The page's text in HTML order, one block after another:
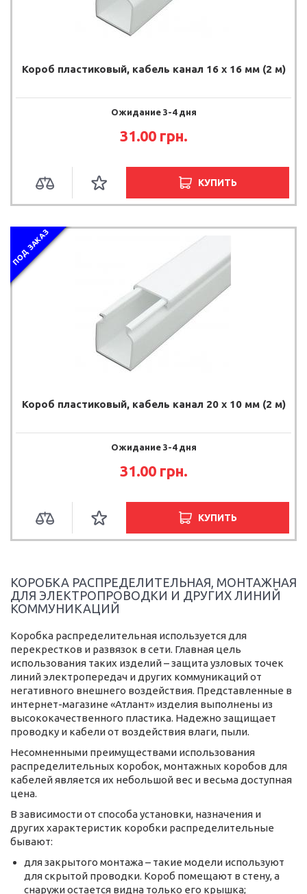
Короб пластиковый, кабель канал 16 х 16 мм (2 м)
Ожидание 3-4 дня
31.00 грн.
КУПИТЬ
ПОД ЗАКАЗ
Короб пластиковый, кабель канал 20 х 10 мм (2 м)
Ожидание 3-4 дня
31.00 грн.
КУПИТЬ
КОРОБКА РАСПРЕДЕЛИТЕЛЬНАЯ, МОНТАЖНАЯ
ДЛЯ ЭЛЕКТРОПРОВОДКИ И ДРУГИХ ЛИНИЙ
КОММУНИКАЦИЙ
Коробка распределительная используется для
перекрестков и развязок в сети. Главная цель
использования таких изделий – защита узловых точек
линий электропередач и других коммуникаций от
негативного внешнего воздействия. Представленные в
интернет-магазине «Атлант» изделия выполнены из
высококачественного пластика. Надежно защищает
проводку и кабели от воздействия влаги, пыли.
Несомненными преимуществами использования
распределительных коробок, монтажных коробов для
кабелей является их небольшой вес и весьма доступная
цена.
В зависимости от способа установки, назначения и
других характеристик коробки распределительные
бывают:
для закрытого монтажа – такие модели используют
для скрытой проводки. Короб помещают в стену, а
снаружи остается видна только его крышка;